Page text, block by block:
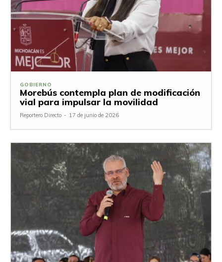
GOBIERNO
Morebús contempla plan de modificación
vial para impulsar la movilidad
Reportero Directo - 17 de junio de 2026